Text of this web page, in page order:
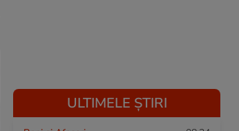
ULTIMELE ȘTIRI